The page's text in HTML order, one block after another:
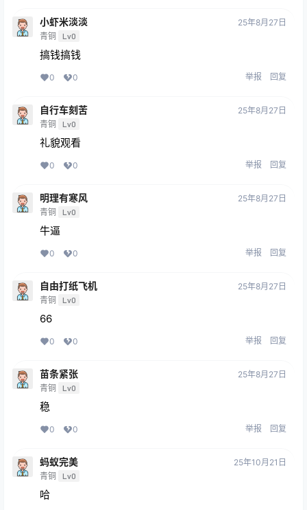
小虾米淡淡
青铜 Lv0
25年8月27日
搞钱搞钱
0 0 举报 回复
自行车刻苦
青铜 Lv0
25年8月27日
礼貌观看
0 0 举报 回复
明理有寒风
青铜 Lv0
25年8月27日
牛逼
0 0 举报 回复
自由打纸飞机
青铜 Lv0
25年8月27日
66
0 0 举报 回复
苗条紧张
青铜 Lv0
25年8月27日
稳
0 0 举报 回复
蚂蚁完美
青铜 Lv0
25年10月21日
哈